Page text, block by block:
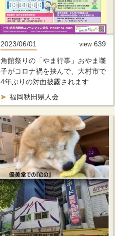
2023/06/01
福岡秋田県人会
角館祭りの「やま行事」おやま囃
子がコロナ禍を挟んで、大村市で
4年ぶりの対面披露されます
view 639